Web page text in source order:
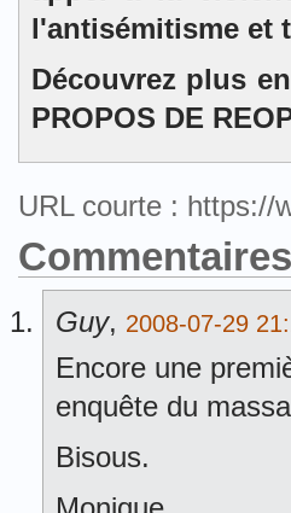
l'antisémitisme et
Découvrez plus
PROPOS DE
URL courte :
Guy, 2008-07-29
Encore une
enquête du
Bisous.